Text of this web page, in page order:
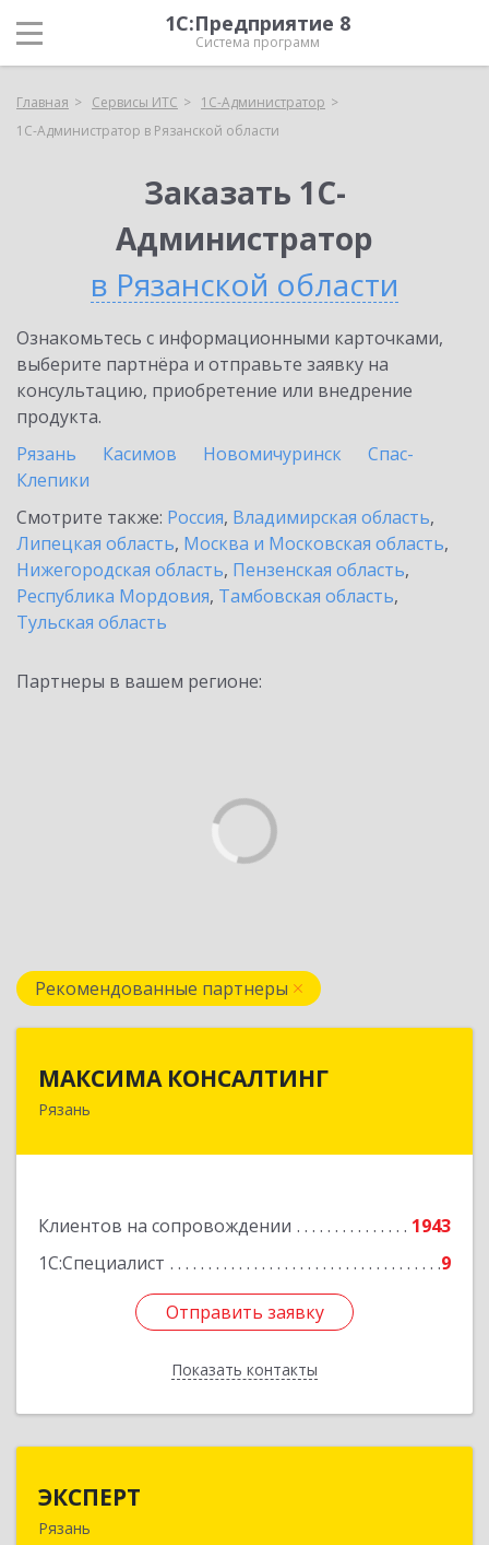
1С:Предприятие 8
Система программ
Главная Сервисы ИТС
1С-Администратор
1С-Администратор в Рязанской области
Заказать 1С-
Администратор
в Рязанской области
Ознакомьтесь с информационными карточками,
выберите партнёра и отправьте заявку на
консультацию, приобретение или внедрение
продукта.
Рязань
Касимов Новомичуринск
Спас-
Клепики
Смотрите также: Россия, Владимирская область,
Липецкая область, Москва и Московская область,
Нижегородская область, Пензенская область,
Республика Мордовия, Тамбовская область,
Тульская область
Партнеры в вашем регионе:
Рекомендованные партнеры
МАКСИМА КОНСАЛТИНГ
Рязань
Клиентов на сопровождении
1943
1С:Специалист
9
Отправить заявку
Показать контакты
390006, Рязанская обл, г.о.город Рязань, Рязань
Отправить заявку
Назад
ЭКСПЕРТ
Рязань
390000, Рязанская обл, Рязань г, Кудрявцева ул,